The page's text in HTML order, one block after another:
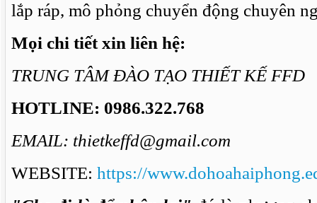
lắp ráp, mô phỏng chuyển động chuyên
Mọi chi tiết xin liên hệ:
TRUNG TÂM ĐÀO TẠO THIẾT KẾ FFD
HOTLINE: 0986.322.768
EMAIL: thietkeffd@gmail.com
WEBSITE: https://